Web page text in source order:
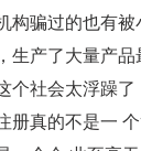
构骗过的也有
生产了大量产
个社会太浮躁
册真的不是一